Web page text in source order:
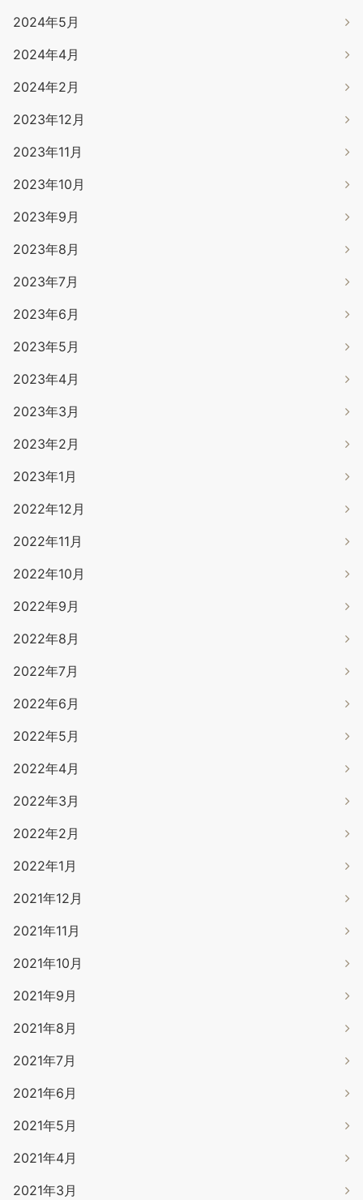
2024年5月
2024年4月
2024年2月
2023年12月
2023年11月
2023年10月
2023年9月
2023年8月
2023年7月
2023年6月
2023年5月
2023年4月
2023年3月
2023年2月
2023年1月
2022年12月
2022年11月
2022年10月
2022年9月
2022年8月
2022年7月
2022年6月
2022年5月
2022年4月
2022年3月
2022年2月
2022年1月
2021年12月
2021年11月
2021年10月
2021年9月
2021年8月
2021年7月
2021年6月
2021年5月
2021年4月
2021年3月